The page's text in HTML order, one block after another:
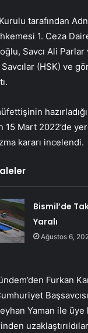
tarafından
1. Ceza
Savcı Ali
Savcılar (HSK) ve
15 Mart 2022’de
kararı incelendi.
Bismil’de
Yaralı
Ağustos 6,
Furkan
Yaman ile